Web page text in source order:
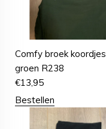
Comfy broek koordjes
groen R238
€13,95
Bestellen